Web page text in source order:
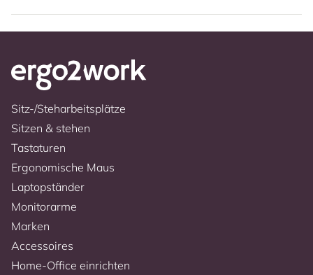
Sitz-/Steharbeitsplätze
Sitzen & stehen
Tastaturen
Ergonomische Maus
Laptopständer
Monitorarme
Marken
Accessoires
Home-Office einrichten